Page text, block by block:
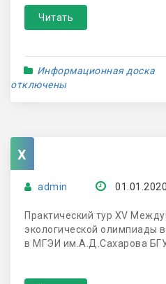
Читать
Информационная доска
отключены
x
admin 01.01.2020
Практический тур XV
экологической олимпиады
в МГЭИ им.А.Д.Сахарова